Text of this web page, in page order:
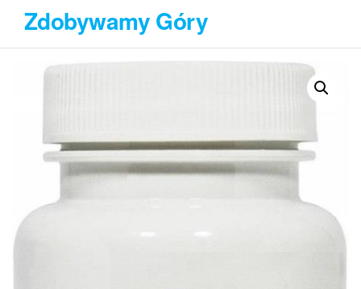
Przejdź
treści
Zdobywamy Góry